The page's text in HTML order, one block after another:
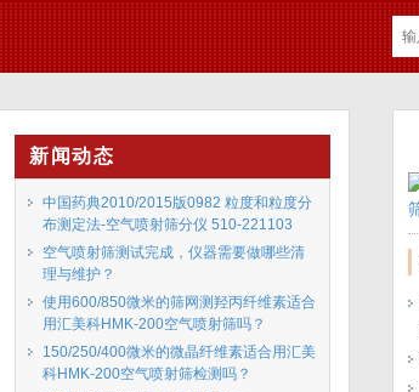
新闻动态
中国药典2010/2015版0982 粒度和粒度分
布测定法-空气喷射筛分仪 510-221103
空气喷射筛测试完成，仪器需要做哪些清
理与维护？
使用600/850微米的筛网测羟丙纤维素适合
用汇美科HMK-200空气喷射筛吗？
150/250/400微米的微晶纤维素适合用汇美
科HMK-200空气喷射筛检测吗？